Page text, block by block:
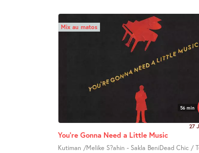
56 min
Mix au matos
27
You’re Gonna Need a Little Music
Kutiman /Melike S?ahin - Sakla BeniDead Chic /